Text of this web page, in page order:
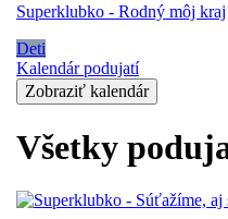
Superklubko - Rodný môj kraj
Deti
Kalendár podujatí
Zobraziť kalendár
Všetky